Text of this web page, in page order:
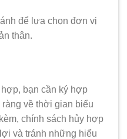
để lựa chọn đơn vị
thân.
bạn cần ký hợp
về thời gian biểu
chính sách hủy hợp
và tránh những hiểu